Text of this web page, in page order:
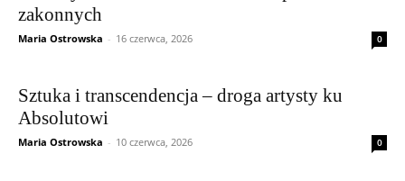
zakonnych
Maria Ostrowska - 16 czerwca, 2026 0
Sztuka i transcendencja – droga artysty ku
Absolutowi
Maria Ostrowska - 10 czerwca, 2026 0